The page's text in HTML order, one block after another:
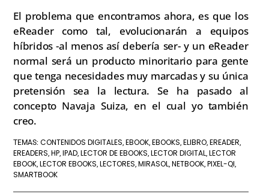
El problema que encontramos ahora, es que los
eReader como tal, evolucionarán a equipos
híbridos -al menos así debería ser- y un eReader
normal será un producto minoritario para gente
que tenga necesidades muy marcadas y su única
pretensión sea la lectura. Se ha pasado al
concepto Navaja Suiza, en el cual yo también
creo.
TEMAS:CONTENIDOS DIGITALES ,EBOOK ,EBOOKS ,ELIBRO ,EREADER
EREADERS ,HP ,IPAD ,LECTOR DE EBOOKS ,LECTOR DIGITAL ,LECTOR
EBOOK ,LECTOR EBOOKS ,LECTORES ,MIRASOL ,NETBOOK ,PIXEL-QI
SMARTBOOK